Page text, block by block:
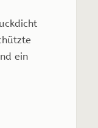
ein